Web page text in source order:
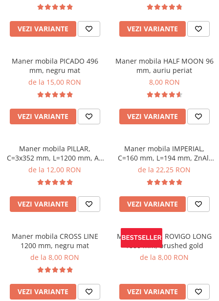
VEZI VARIANTE VEZI VARIANTE
Maner mobila PICADO 496
mm, negru mat
de la 15,00 RON
VEZI VARIANTE
Maner mobila HALF MOON 96
mm, auriu periat
8,00 RON
VEZI VARIANTE
Maner mobila PILLAR,
C=3x352 mm, L=1200 mm, Al,
negru mat
de la 12,00 RON
VEZI VARIANTE
Maner mobila IMPERIAL,
C=160 mm, L=194 mm, ZnAl,
brushed gold
de la 22,25 RON
VEZI VARIANTE
Maner mobila CROSS LINE
1200 mm, negru mat
de la 8,00 RON
VEZI VARIANTE
Maner mobila ROVIGO LONG
1000 mm, brushed gold
de la 8,00 RON
VEZI VARIANTE